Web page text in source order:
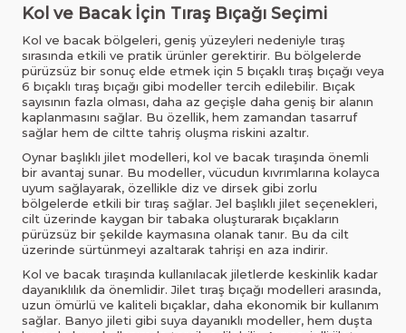
Kol ve Bacak İçin Tıraş Bıçağı Seçimi
Kol ve bacak bölgeleri, geniş yüzeyleri nedeniyle tıraş
sırasında etkili ve pratik ürünler gerektirir. Bu bölgelerde
pürüzsüz bir sonuç elde etmek için 5 bıçaklı tıraş bıçağı veya
6 bıçaklı tıraş bıçağı gibi modeller tercih edilebilir. Bıçak
sayısının fazla olması, daha az geçişle daha geniş bir alanın
kaplanmasını sağlar. Bu özellik, hem zamandan tasarruf
sağlar hem de ciltte tahriş oluşma riskini azaltır.
Oynar başlıklı jilet modelleri, kol ve bacak tıraşında önemli
bir avantaj sunar. Bu modeller, vücudun kıvrımlarına kolayca
uyum sağlayarak, özellikle diz ve dirsek gibi zorlu
bölgelerde etkili bir tıraş sağlar. Jel başlıklı jilet seçenekleri,
cilt üzerinde kaygan bir tabaka oluşturarak bıçakların
pürüzsüz bir şekilde kaymasına olanak tanır. Bu da cilt
üzerinde sürtünmeyi azaltarak tahrişi en aza indirir.
Kol ve bacak tıraşında kullanılacak jiletlerde keskinlik kadar
dayanıklılık da önemlidir. Jilet tıraş bıçağı modelleri arasında,
uzun ömürlü ve kaliteli bıçaklar, daha ekonomik bir kullanım
sağlar. Banyo jileti gibi suya dayanıklı modeller, hem duşta